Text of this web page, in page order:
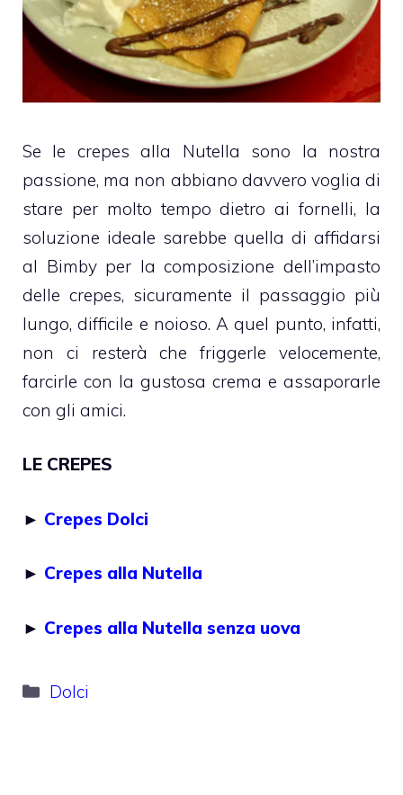
Se le crepes alla Nutella sono la nostra
passione, ma non abbiano davvero voglia di
stare per molto tempo dietro ai fornelli, la
soluzione ideale sarebbe quella di affidarsi
al Bimby per la composizione dell’impasto
delle crepes, sicuramente il passaggio più
lungo, difficile e noioso. A quel punto, infatti,
non ci resterà che friggerle velocemente,
farcirle con la gustosa crema e assaporarle
con gli amici.
LE CREPES
► Crepes Dolci
► Crepes alla Nutella
► Crepes alla Nutella senza uova
Categorie
Dolci